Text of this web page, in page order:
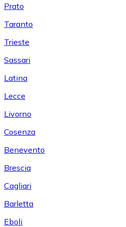
Prato
Taranto
Trieste
Sassari
Latina
Lecce
Livorno
Cosenza
Benevento
Brescia
Cagliari
Barletta
Eboli